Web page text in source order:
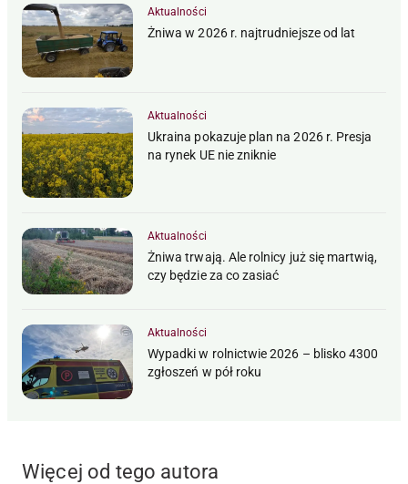
Aktualności
Żniwa w 2026 r. najtrudniejsze od lat
Aktualności
Ukraina pokazuje plan na 2026 r. Presja
na rynek UE nie zniknie
Aktualności
Żniwa trwają. Ale rolnicy już się martwią,
czy będzie za co zasiać
Aktualności
Wypadki w rolnictwie 2026 – blisko 4300
zgłoszeń w pół roku
Więcej od tego autora